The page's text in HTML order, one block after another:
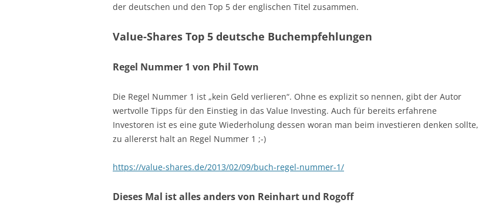
der deutschen und den Top 5 der englischen Titel zusammen.
Value-Shares Top 5 deutsche Buchempfehlungen
Regel Nummer 1 von Phil Town
Die Regel Nummer 1 ist „kein Geld verlieren“. Ohne es explizit so nennen, gibt der Autor
wertvolle Tipps für den Einstieg in das Value Investing. Auch für bereits erfahrene
Investoren ist es eine gute Wiederholung dessen woran man beim investieren denken sollte,
zu allererst halt an Regel Nummer 1 ;-)
https://value-shares.de/2013/02/09/buch-regel-nummer-1/
Dieses Mal ist alles anders von Reinhart und Rogoff